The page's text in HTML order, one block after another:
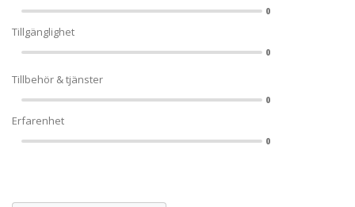
0
Tillgänglighet
0
Tillbehör & tjänster
0
Erfarenhet
0